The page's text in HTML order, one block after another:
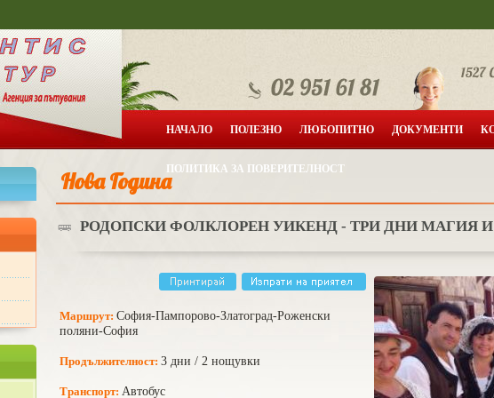
НАЧАЛО ПОЛЕЗНО ЛЮБОПИТНО ДОКУМЕНТИ
ПОЛИТИКА ЗА ПОВЕРИТЕЛНОСТ
Нова Година
РОДОПСКИ ФОЛКЛОРЕН УИКЕНД - ТРИ ДНИ МАГИЯ
Маршрут: София-Пампорово-Златоград-Роженски
поляни-София
Продължителност: 3 дни / 2 нощувки
Транспорт: Автобус